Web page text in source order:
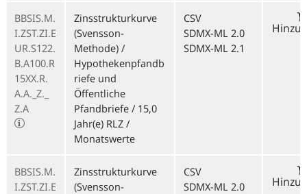
BBSIS.M.
I.ZST.ZI.E
UR.S122.
B.A100.R
15XX.R.
A.A._Z._
Z.A
Zinsstrukturkurve
(Svensson-
Methode) /
Hypothekenpfandb
riefe und
Öffentliche
Pfandbriefe / 15,0
Jahr(e) RLZ /
Monatswerte
CSV
SDMX-ML 2.0
SDMX-ML 2.1
BBSIS.M.
I.ZST.ZI.E
Zinsstrukturkurve
(Svensson-
CSV
SDMX-ML 2.0